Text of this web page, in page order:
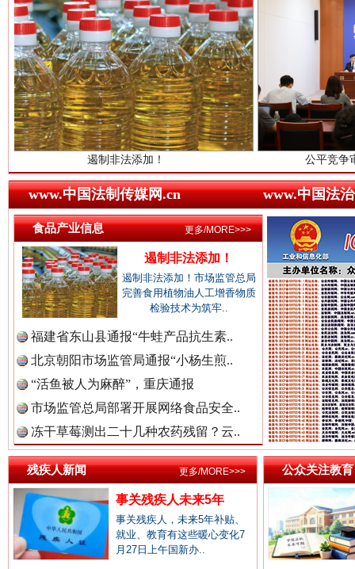
中国视频新闻网.
中国廉政法纪网.
中国律师在线.
中国参政网.中
世界屋脊 天路回响
红船起航处 潮起向未来 广州首
三年瞒报超千万 隐匿收入偷税被查处..
遏制非法添加！ 公平竞争审查“十大案例”
www.中国法制传媒网.cn www.中国法
食品产业信息
遏制非法添加！
遏制非法添加！市场监管总局
完善食用植物油人工增香物质
检验技术为筑牢..
福建省东山县通报“牛蛙产品抗生素..
北京朝阳市场监管局通报“小杨生煎..
“活鱼被人为麻醉”，重庆通报
市场监管总局部署开展网络食品安全..
冻干草莓测出二十几种农药残留？云..
更多/MORE>>>
残疾人新闻
事关残疾人未来5年
事关残疾人，未来5年补贴、
就业、教育有这些暖心变化7
月27日上午国新办..
更多/MORE>>> 公众关注教育